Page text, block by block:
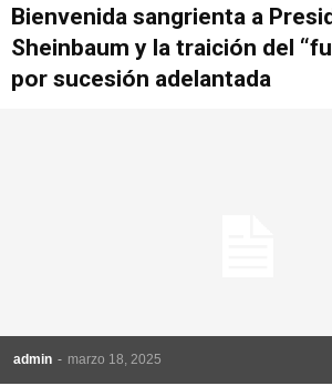
Bienvenida sangrienta a
Sheinbaum y la traición del
por sucesión adelantada
admin - marzo 18, 2025